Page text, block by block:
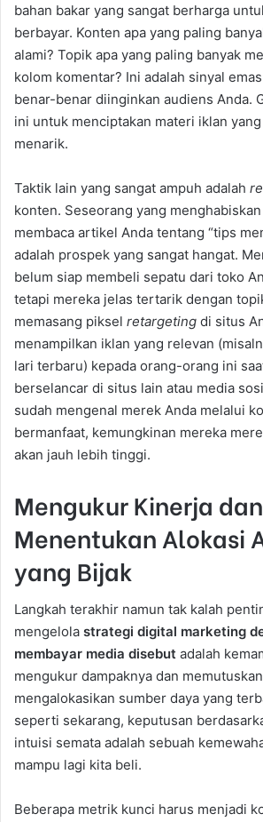
bahan bakar yang sangat berharga
berbayar. Konten apa yang paling
alami? Topik apa yang paling banyak
kolom komentar? Ini adalah sinyal
benar-benar diinginkan audiens Anda.
ini untuk menciptakan materi iklan
menarik.
Taktik lain yang sangat ampuh adalah
konten. Seseorang yang
membaca artikel Anda tentang “tips
adalah prospek yang sangat hangat.
belum siap membeli sepatu dari toko
tetapi mereka jelas tertarik dengan
memasang piksel retargeting di situs
menampilkan iklan yang relevan
lari terbaru) kepada orang-orang ini
berselancar di situs lain atau media
sudah mengenal merek Anda melalui
bermanfaat, kemungkinan mereka
akan jauh lebih tinggi.
Mengukur Kinerja dan
Menentukan Alokasi
yang Bijak
Langkah terakhir namun tak kalah
mengelola strategi digital marketing
membayar media disebut adalah
mengukur dampaknya dan
mengalokasikan sumber daya yang
seperti sekarang, keputusan
intuisi semata adalah sebuah
mampu lagi kita beli.
Beberapa metrik kunci harus menjadi